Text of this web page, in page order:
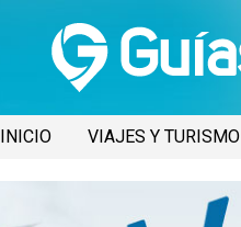
INICIO VIAJES Y TURISMO